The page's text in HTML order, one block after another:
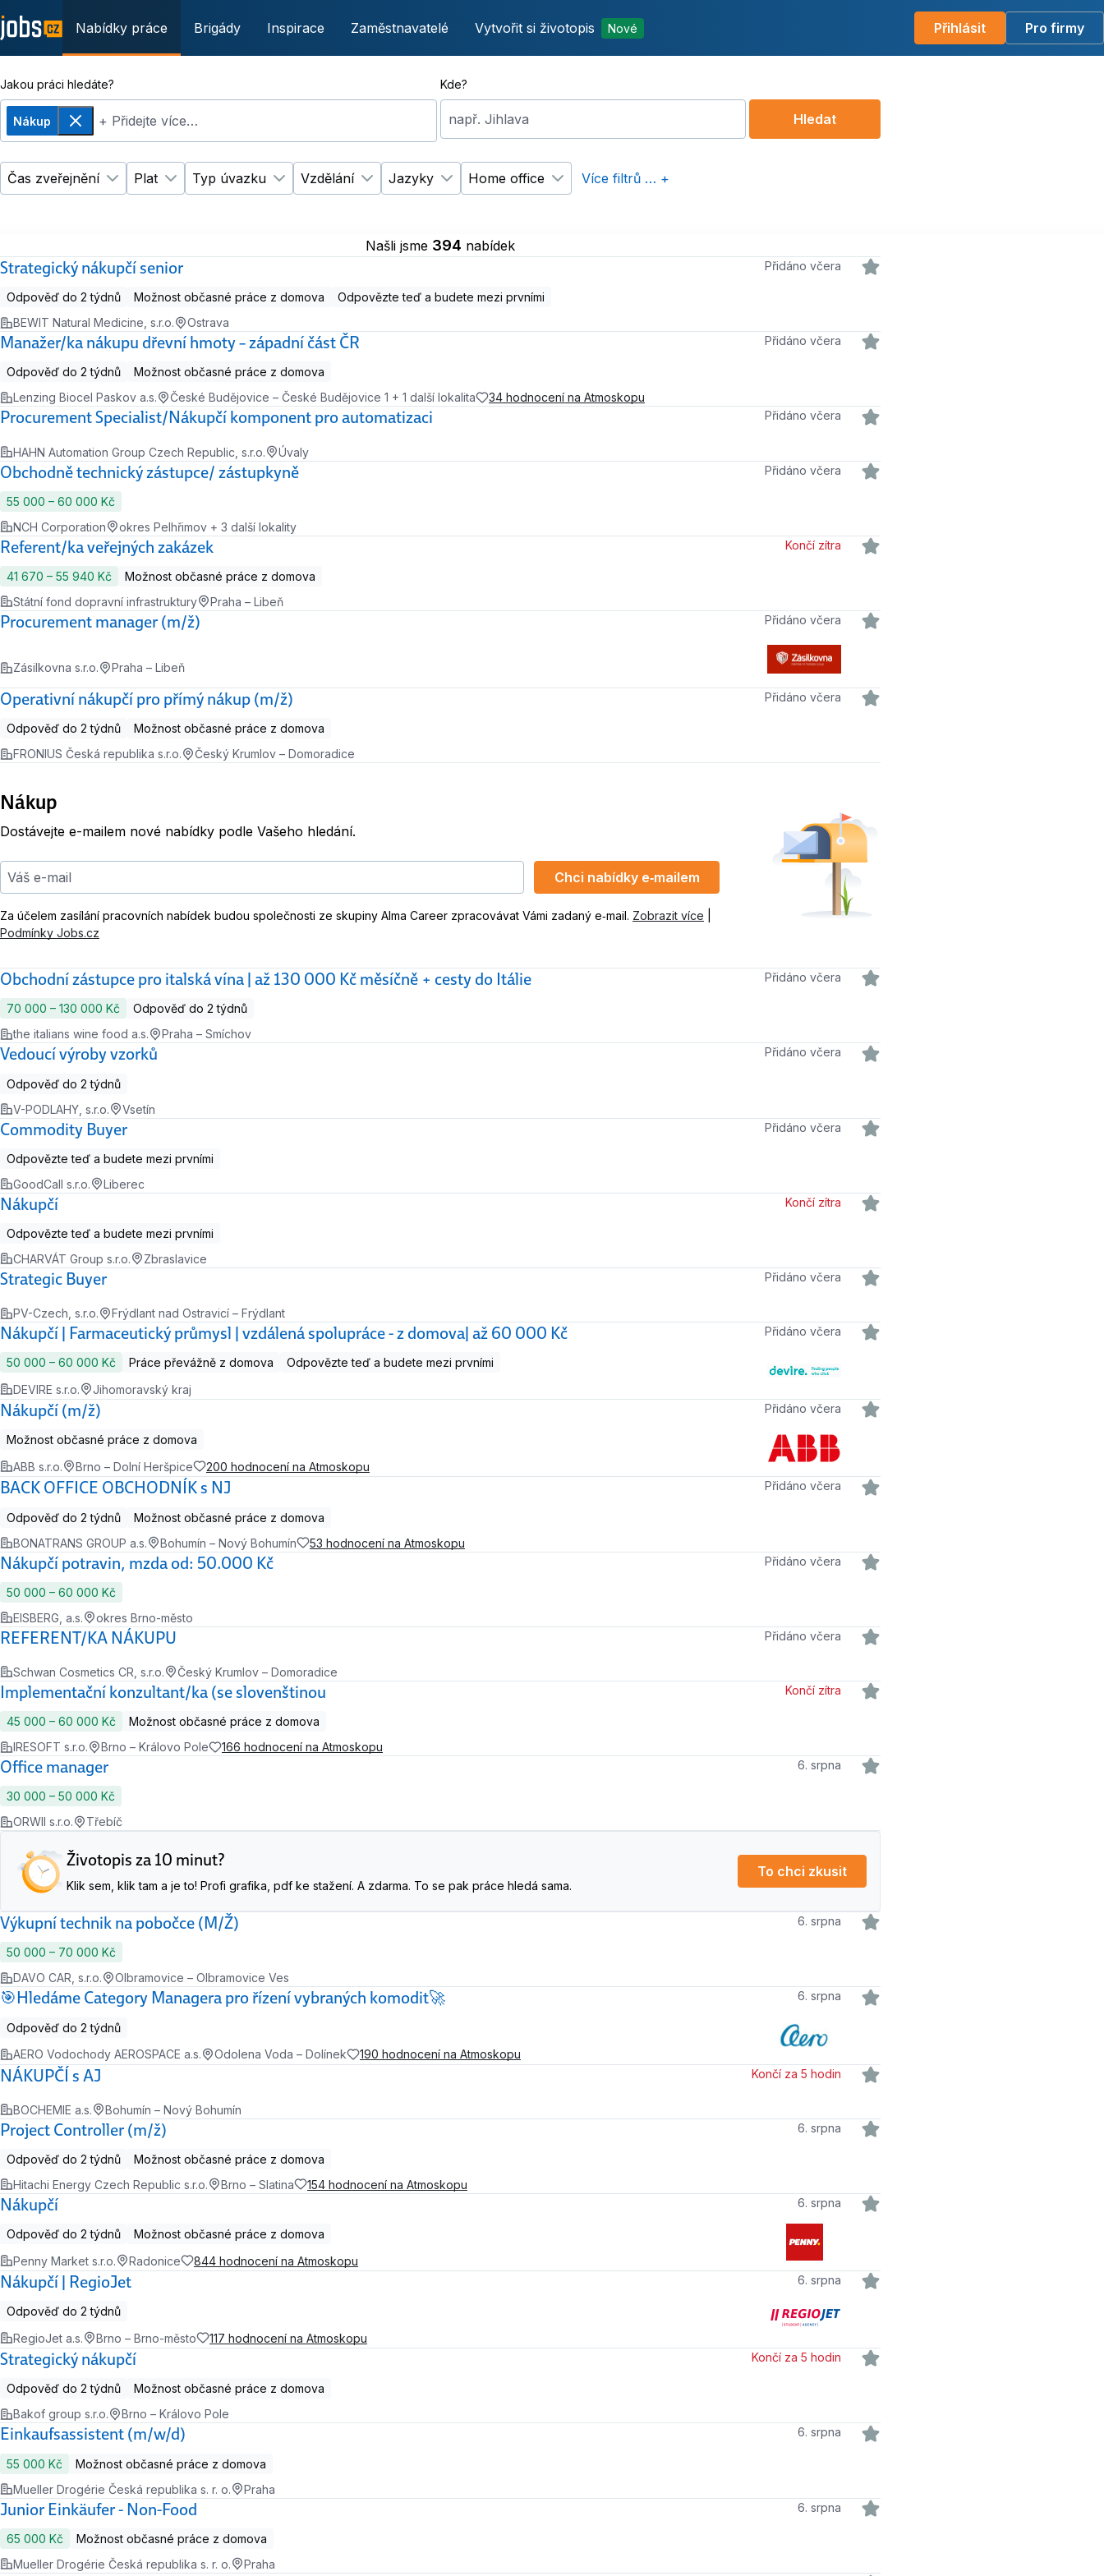
Nabídky práce Brigády Inspirace Zaměstnavatelé Vytvořit si životopis Nové Přihlásit Pro firmy
Jakou práci hledáte?
Nákup
Odebrat+ Přidejte více…
Kde?
např. Jihlava
Čas zveřejnění
Změnit filtr Čas zveřejnění
Plat
Změnit filtr Plat
Typ úvazku
Změnit filtr Typ úvazku
Vzdělání
Změnit filtr Vzdělání
Jazyky
Změnit filtr Jazyky
Home office
Změnit filtr Home office
Více filtrů … +
Hledat
Našli jsme 394 nabídek
Strategický nákupčí senior Přidáno včera
Odpověď do 2 týdnů Možnost občasné práce z domova
Odpovězte teď a budete mezi prvními
BEWIT Natural Medicine, s.r.o.
Ostrava
Manažer/ka nákupu dřevní hmoty – západní část ČR Přidáno včera
Odpověď do 2 týdnů
Možnost občasné práce z domova
Lenzing Biocel Paskov a.s.
České Budějovice – České Budějovice 1 + 1 další lokalita 34 hodnocení na Atmoskopu
Procurement Specialist/Nákupčí komponent pro automatizaci Přidáno včera
HAHN Automation Group Czech Republic, s.r.o. Úvaly
Obchodně technický zástupce/ zástupkyně Přidáno včera
55 000 ‍–‍ 60 000 Kč
NCH Corporation
okres Pelhřimov + 3 další lokality
Referent/ka veřejných zakázek Končí zítra
41 670 ‍–‍ 55 940 Kč
Možnost občasné práce z domova
Státní fond dopravní infrastruktury
Praha – Libeň
Procurement manager (m/ž) Přidáno včera
Zásilkovna s.r.o. Praha – Libeň
Operativní nákupčí pro přímý nákup (m/ž) Přidáno včera
Odpověď do 2 týdnů
Možnost občasné práce z domova
FRONIUS Česká republika s.r.o.
Český Krumlov – Domoradice
Nákup
Dostávejte e-mailem nové nabídky podle Vašeho hledání.
Váš e-mail
Chci nabídky e‑mailem
Za účelem zasílání pracovních nabídek budou společnosti ze skupiny Alma Career zpracovávat Vámi zadaný e‑mail. Zobrazit více
Podmínky Jobs.cz
Obchodní zástupce pro italská vína | až 130 000 Kč měsíčně + cesty do Itálie Přidáno včera
70 000 ‍–‍ 130 000 Kč
Odpověď do 2 týdnů
the italians wine food a.s.
Praha – Smíchov
Vedoucí výroby vzorků Přidáno včera
Odpověď do 2 týdnů
V-PODLAHY, s.r.o.
Vsetín
Commodity Buyer Přidáno včera
Odpovězte teď a budete mezi prvními
GoodCall s.r.o.
Liberec
Nákupčí Končí zítra
Odpovězte teď a budete mezi prvními
CHARVÁT Group s.r.o.
Zbraslavice
Strategic Buyer Přidáno včera
PV-Czech, s.r.o. Frýdlant nad Ostravicí – Frýdlant
Nákupčí | Farmaceutický průmysl | vzdálená spolupráce - z domova| až 60 000 Kč Přidáno včera
50 000 ‍–‍ 60 000 Kč Práce převážně z domova
Odpovězte teď a budete mezi prvními
DEVIRE s.r.o.
Jihomoravský kraj
Nákupčí (m/ž) Přidáno včera
Možnost občasné práce z domova
ABB s.r.o.
Brno – Dolní Heršpice 200 hodnocení na Atmoskopu
BACK OFFICE OBCHODNÍK s NJ Přidáno včera
Odpověď do 2 týdnů
Možnost občasné práce z domova
BONATRANS GROUP a.s.
Bohumín – Nový Bohumín 53 hodnocení na Atmoskopu
Nákupčí potravin, mzda od: 50.000 Kč Přidáno včera
50 000 ‍–‍ 60 000 Kč
EISBERG, a.s.
okres Brno-město
REFERENT/KA NÁKUPU Přidáno včera
Schwan Cosmetics CR, s.r.o. Český Krumlov – Domoradice
Implementační konzultant/ka (se slovenštinou Končí zítra
45 000 ‍–‍ 60 000 Kč
Možnost občasné práce z domova
IRESOFT s.r.o.
Brno – Královo Pole 166 hodnocení na Atmoskopu
Office manager 6. srpna
30 000 ‍–‍ 50 000 Kč
ORWII s.r.o.
Třebíč
Životopis za 10 minut?
Klik sem, klik tam a je to! Profi grafika, pdf ke stažení. A zdarma. To se pak práce hledá sama.
To chci zkusit
Výkupní technik na pobočce (M/Ž) 6. srpna
50 000 ‍–‍ 70 000 Kč
DAVO CAR, s.r.o.
Olbramovice – Olbramovice Ves
🎯Hledáme Category Managera pro řízení vybraných komodit🚀 6. srpna
Odpověď do 2 týdnů
AERO Vodochody AEROSPACE a.s.
Odolena Voda – Dolínek 190 hodnocení na Atmoskopu
NÁKUPČÍ s AJ Končí za 5 hodin
BOCHEMIE a.s. Bohumín – Nový Bohumín
Project Controller (m/ž) 6. srpna
Odpověď do 2 týdnů
Možnost občasné práce z domova
Hitachi Energy Czech Republic s.r.o.
Brno – Slatina 154 hodnocení na Atmoskopu
Nákupčí 6. srpna
Odpověď do 2 týdnů
Možnost občasné práce z domova
Penny Market s.r.o.
Radonice 844 hodnocení na Atmoskopu
Nákupčí | RegioJet 6. srpna
Odpověď do 2 týdnů
RegioJet a.s.
Brno – Brno-město 117 hodnocení na Atmoskopu
Strategický nákupčí Končí za 5 hodin
Odpověď do 2 týdnů
Možnost občasné práce z domova
Bakof group s.r.o.
Brno – Královo Pole
Einkaufsassistent (m/w/d) 6. srpna
55 000 Kč
Možnost občasné práce z domova
Mueller Drogérie Česká republika s. r. o.
Praha
Junior Einkäufer - Non-Food 6. srpna
65 000 Kč
Možnost občasné práce z domova
Mueller Drogérie Česká republika s. r. o.
Praha